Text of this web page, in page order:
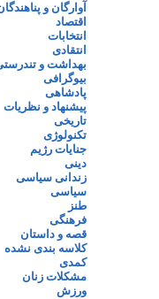
آوارگان و
اقتصاد
انتخابات
انتقادی
بهداشت و
بیوگرافی
پادشاهی
پیشنهاد و نظریات
تاریخی
تکنولوژی
جنایات رژیم
دینی
زندانی سیاسی
سیاسی
طنز
فرهنگی
قصه و داستان
کلاسه بندی نشده
کمدی
مشکلات زنان
ورزش